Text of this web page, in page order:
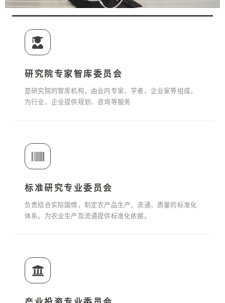
研究院专家智库委员会
是研究院的智库机构，由业内专家、学者、企业家等组成，
为行业、企业提供规划、咨询等服务
标准研究专业委员会
负责结合实际国情，制定农产品生产、流通、质量的标准化
体系。为农业生产及流通提供标准化依据。